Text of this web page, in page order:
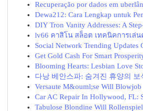
Recuperação por dados em
Dewa212: Cara Lengkap untuk
DIY Tron Vanity Addresses: A
lv66 คาสิโน สล็อต เทคนิคการเล่น
Social Network Trending Updates
Get Gold Cash For Smart
Blooming Hearts: Lesbian Love
다낭 베안스파: 숨겨진 휴양의 보
Versaute M&ouml;se Will Blowjob
Car AC Repair In Hollywood, FL:
Tabulose Blondine Will Rollenspiel